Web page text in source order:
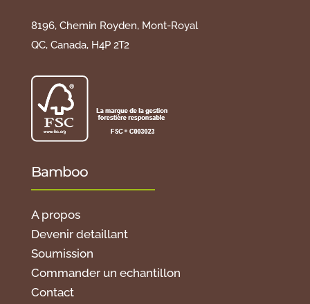
8196, Chemin Royden, Mont-Royal
QC, Canada, H4P 2T2
Bamboo
A propos
Devenir detaillant
Soumission
Commander un echantillon
Contact